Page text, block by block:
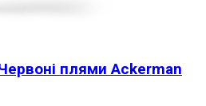
плями Ackerman